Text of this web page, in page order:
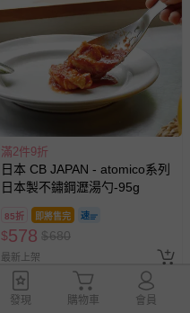
滿2件9折
日本 CB JAPAN - atomico系列
日本製不鏽鋼瀝湯勺-95g
85折 即將售完
$578 $680
最新上架
發現 購物車 會員